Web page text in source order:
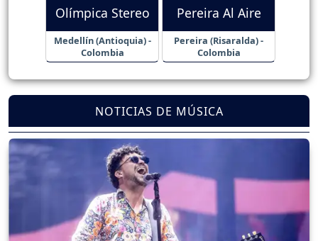
Olímpica Stereo
Medellín (Antioquia) -
Colombia
Pereira Al Aire
Pereira (Risaralda) -
Colombia
NOTICIAS DE MÚSICA